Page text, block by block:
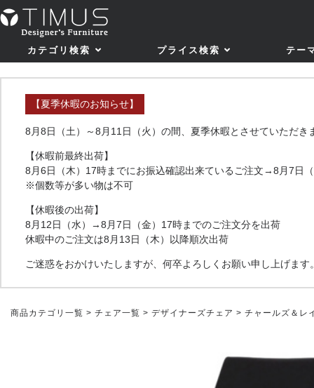
カテゴリ検索 プライス検索 テー
【夏季休暇のお知らせ】
8月8日（土）～8月11日（火）の間、夏季休暇とさせていただき
【休暇前最終出荷】
8月6日（木）17時までにお振込確認出来ているご注文→8月7日
※個数等が多い物は不可
【休暇後の出荷】
8月12日（水）→8月7日（金）17時までのご注文分を出荷
休暇中のご注文は8月13日（木）以降順次出荷
ご迷惑をおかけいたしますが、何卒よろしくお願い申し上げます
商品カテゴリ一覧 > チェア一覧 > デザイナーズチェア > チャールズ＆レ